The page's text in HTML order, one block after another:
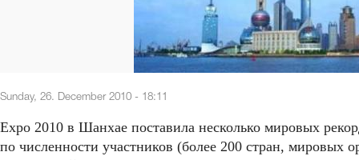
Sunday, 26. December 2010 - 18:11
Expo 2010 в Шанхае поставила несколько мировых
по численности участников (более 200 стран, мировых